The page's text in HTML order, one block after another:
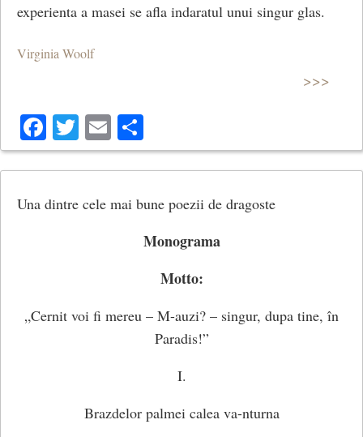
experienta a masei se afla indaratul unui singur glas.
Virginia Woolf
>>>
Facebook
Twitter
Email
Una dintre cele mai bune poezii de dragoste
Monograma
Motto:
„Cernit voi fi mereu – M-auzi? – singur, dupa tine, în
Paradis!”
I.
Brazdelor palmei calea va-nturna